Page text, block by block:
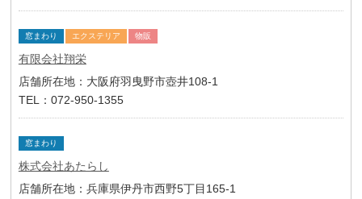
窓まわり エクステリア 物販
有限会社翔栄
店舗所在地：大阪府羽曳野市壺井108-1
TEL：072-950-1355
窓まわり
株式会社あたらし
店舗所在地：兵庫県伊丹市西野5丁目165-1